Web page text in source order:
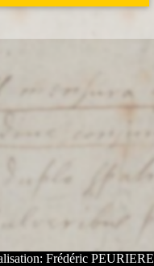
Frédéric PEURIERE